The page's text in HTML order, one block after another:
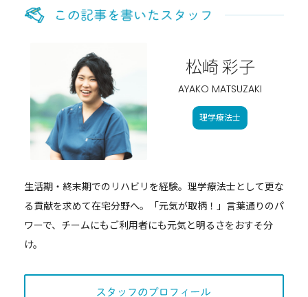
松崎 彩⼦
AYAKO MATSUZAKI
理学療法士
生活期・終末期でのリハビリを経験。理学療法士として更な
る貢献を求めて在宅分野へ。「元気が取柄！」言葉通りのパ
ワーで、チームにもご利用者にも元気と明るさをおすそ分
け。